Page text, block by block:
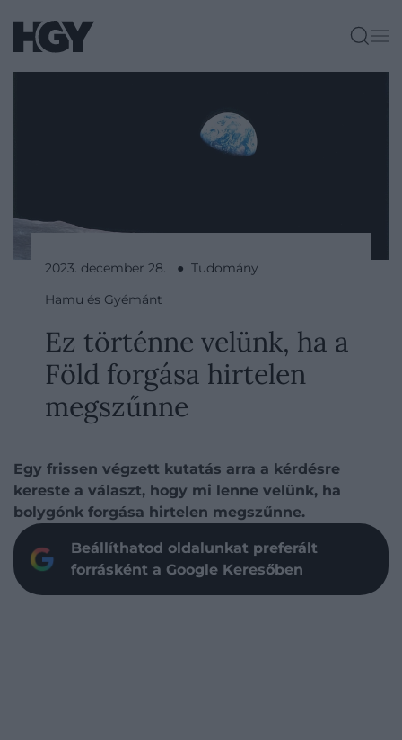
2023. december 28. ● Tudomány
Hamu és Gyémánt
Ez történne velünk, ha a
Föld forgása hirtelen
megszűnne
Egy frissen végzett kutatás arra a kérdésre
kereste a választ, hogy mi lenne velünk, ha
bolygónk forgása hirtelen megszűnne.
Beállíthatod oldalunkat preferált
forrásként a Google Keresőben